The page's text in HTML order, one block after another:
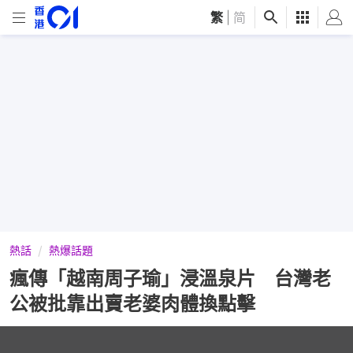
繁 简
熱話 熱爆話題
瘋傳「越南周子瑜」浸溫泉片 台灣老
公被批靠出賣老婆肉體換點擊